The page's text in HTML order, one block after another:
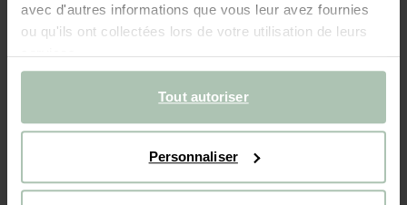
avec d'autres informations que vous leur avez fournies
ou qu'ils ont collectées lors de votre utilisation de leurs
services.
Tout autoriser
Personnaliser
37-39 37-40
AJOUTER AU PANIER